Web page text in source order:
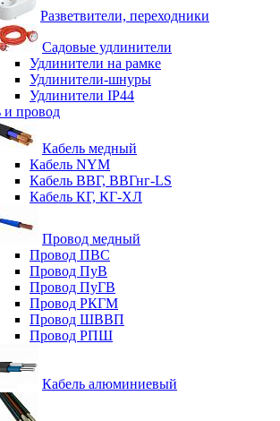
Разветвители, переходники
Садовые удлинители
Удлинители на рамке
Удлинители-шнуры
Удлинители IP44
и провод
Кабель медный
Кабель NYM
Кабель ВВГ, ВВГнг-LS
Кабель КГ, КГ-ХЛ
Провод медный
Провод ПВС
Провод ПуВ
Провод ПуГВ
Провод РКГМ
Провод ШВВП
Провод РПШ
Кабель алюминиевый